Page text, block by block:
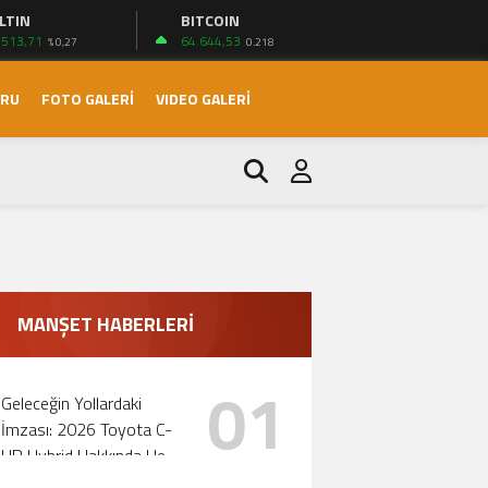
% 0,27
BITCOIN
64.644,53 0.218
FOTO GALERİ VIDEO GALERİ
MANŞET HABERLERİ
Geleceğin Yollardaki
İmzası: 2026 Toyota C-
HR Hybrid Hakkında Her
01